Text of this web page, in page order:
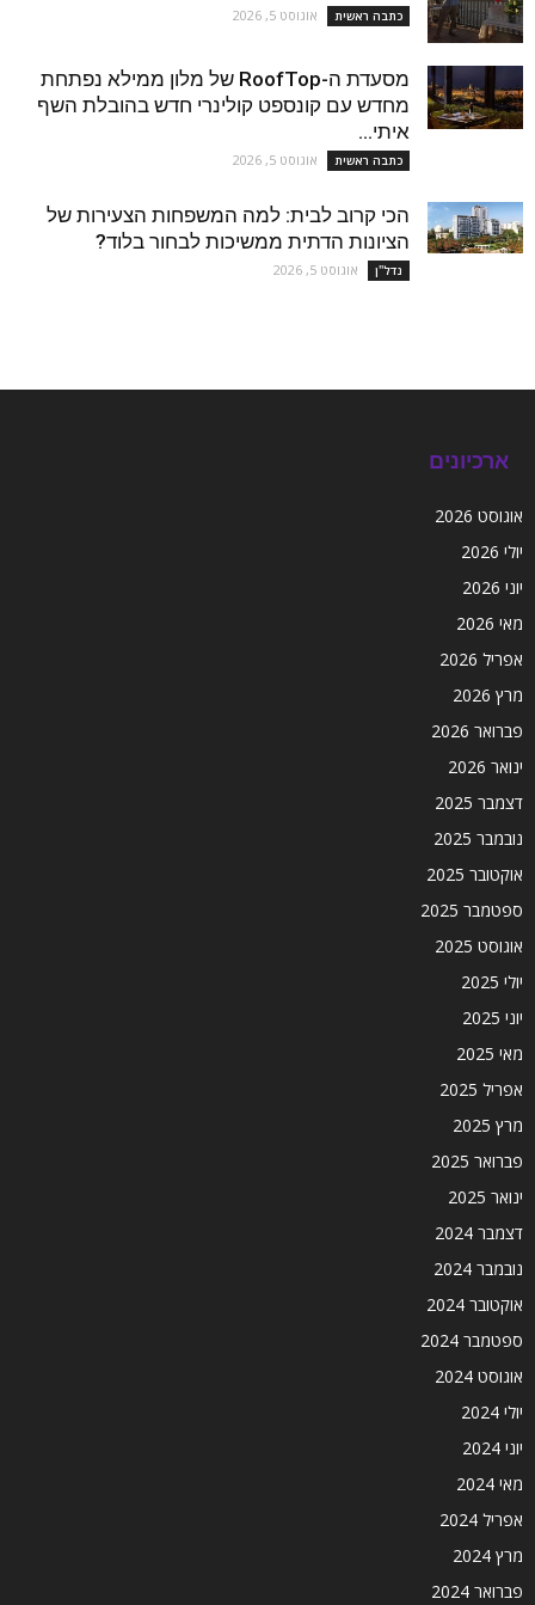
כתבה ראשית אוגוסט 5, 2026
מסעדת ה-RoofTop של מלון ממילא נפתחת
מחדש עם קונספט קולינרי חדש בהובלת השף
איתי...
כתבה ראשית אוגוסט 5, 2026
הכי קרוב לבית: למה המשפחות הצעירות של
הציונות הדתית ממשיכות לבחור בלוד?
נדל''ן אוגוסט 5, 2026
ארכיונים
אוגוסט 2026
יולי 2026
יוני 2026
מאי 2026
אפריל 2026
מרץ 2026
פברואר 2026
ינואר 2026
דצמבר 2025
נובמבר 2025
אוקטובר 2025
ספטמבר 2025
אוגוסט 2025
יולי 2025
יוני 2025
מאי 2025
אפריל 2025
מרץ 2025
פברואר 2025
ינואר 2025
דצמבר 2024
נובמבר 2024
אוקטובר 2024
ספטמבר 2024
אוגוסט 2024
יולי 2024
יוני 2024
מאי 2024
אפריל 2024
מרץ 2024
פברואר 2024